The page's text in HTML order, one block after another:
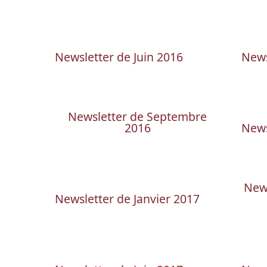
Newsletter de Juin 2016
Newsletter de Septembre
2016
Newsletter de Janvier 2017